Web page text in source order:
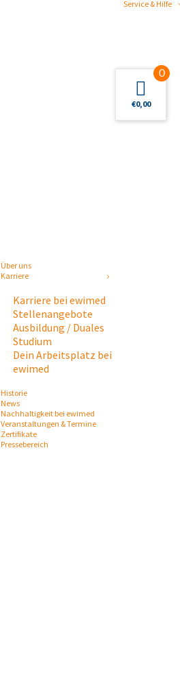
Über uns
Karriere
Karriere bei ewimed
Stellenangebote
Ausbildung / Duales
Studium
Dein Arbeitsplatz bei
ewimed
Historie
News
Nachhaltigkeit bei ewimed
Veranstaltungen & Termine
Zertifikate
Pressebereich
Service & Hilfe
0
€0,00